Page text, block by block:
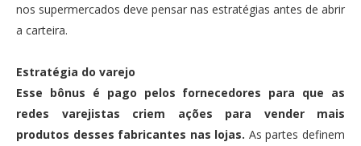
nos supermercados deve pensar nas estratégias antes de abrir
a carteira.
Estratégia do varejo
Esse bônus é pago pelos fornecedores para que as
redes varejistas criem ações para vender mais
produtos desses fabricantes nas lojas. As partes definem